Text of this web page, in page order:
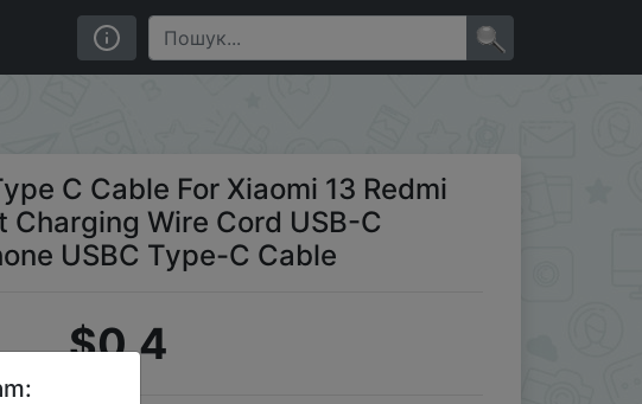
Charging Wire Cord USB-C Charger Mobile Phone USBC Type-C
C Cable For Xiaomi 13 Redmi
Charging Wire Cord USB-C
USBC Type-C Cable
$0.4